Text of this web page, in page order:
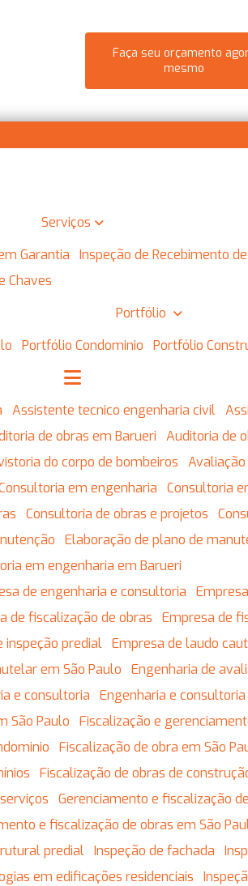
Faça seu orçamento
mesmo
Serviços
Garantia Inspeção de Recebimento
Chaves
Portfólio
Portfólio Condominio
Portfólio
Assistente tecnico engenharia civil
de obras em Barueri
Auditoria de
vistoria do corpo de bombeiros
Consultoria em engenharia
Consultoria
Consultoria de obras e projetos
Elaboração de plano de
em engenharia em Barueri
de engenharia e consultoria
de fiscalização de obras
Empresa de
inspeção predial
Empresa de laudo
em São Paulo Engenharia de
e consultoria Engenharia e
São Paulo Fiscalização e
Fiscalização de obra em São
Fiscalização de obras de
Gerenciamento e fiscalização
e fiscalização de obras em São
predial Inspeção de fachada
em edificações residenciais